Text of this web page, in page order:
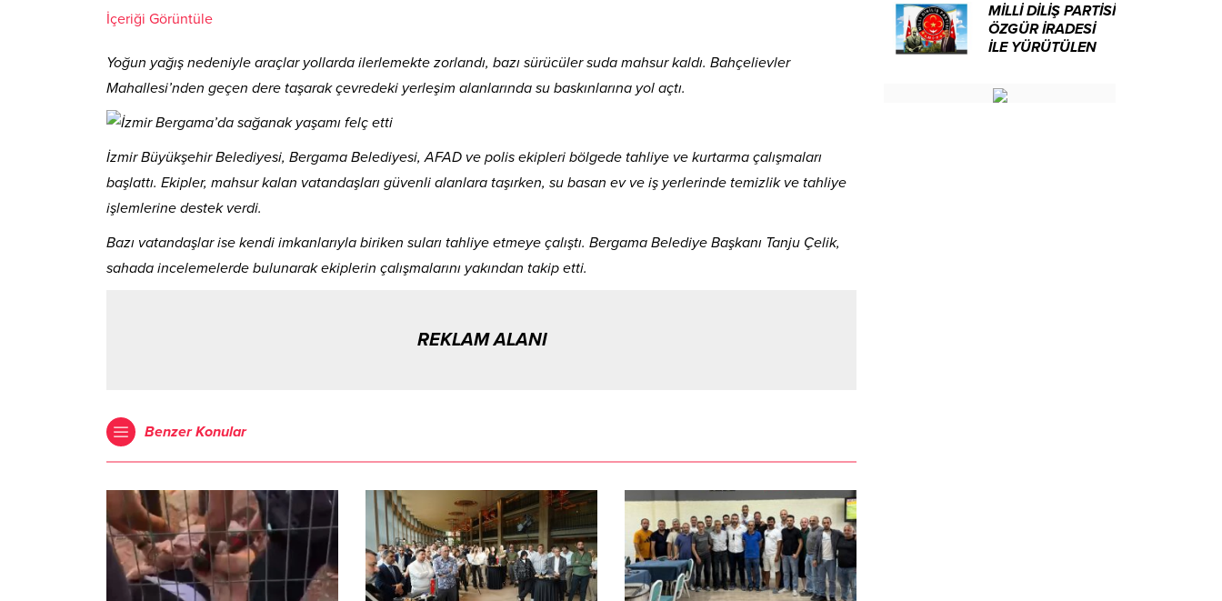
İçeriği Görüntüle
Yoğun yağış nedeniyle araçlar yollarda ilerlemekte zorlandı, bazı sürücüler suda mahsur kaldı. Bahçelievler
Mahallesi’nden geçen dere taşarak çevredeki yerleşim alanlarında su baskınlarına yol açtı.
İzmir Büyükşehir Belediyesi, Bergama Belediyesi, AFAD ve polis ekipleri bölgede tahliye ve kurtarma çalışmaları
başlattı. Ekipler, mahsur kalan vatandaşları güvenli alanlara taşırken, su basan ev ve iş yerlerinde temizlik ve tahliye
işlemlerine destek verdi.
Bazı vatandaşlar ise kendi imkanlarıyla biriken suları tahliye etmeye çalıştı. Bergama Belediye Başkanı Tanju Çelik,
sahada incelemelerde bulunarak ekiplerin çalışmalarını yakından takip etti.
REKLAM ALANI
Benzer Konular
Basın Açıklaması
MİLLİ DİLİŞ PARTİSİ
ÖZGÜR İRADESİ
İLE YÜRÜTÜLEN
OLUŞUMUDUR